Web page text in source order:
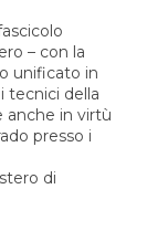
– con la
unificato in
tecnici della
anche in virtù
presso i
di